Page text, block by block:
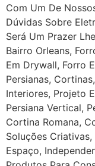
Com Um De
Dúvidas Sobre
Será Um Prazer
Bairro Orleans,
Em Drywall, Forro
Persianas,
Interiores, Projeto
Persiana Vertical,
Cortina Romana,
Soluções Criativas,
Espaço,